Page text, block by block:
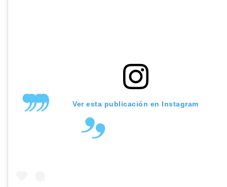
Ver esta publicación en Instagram